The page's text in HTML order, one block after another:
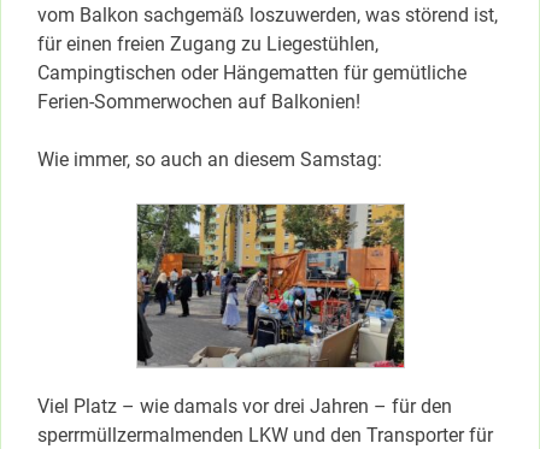
vom Balkon sachgemäß loszuwerden, was störend ist,
für einen freien Zugang zu Liegestühlen,
Campingtischen oder Hängematten für gemütliche
Ferien-Sommerwochen auf Balkonien!
Wie immer, so auch an diesem Samstag:
Viel Platz – wie damals vor drei Jahren – für den
sperrmüllzermalmenden LKW und den Transporter für